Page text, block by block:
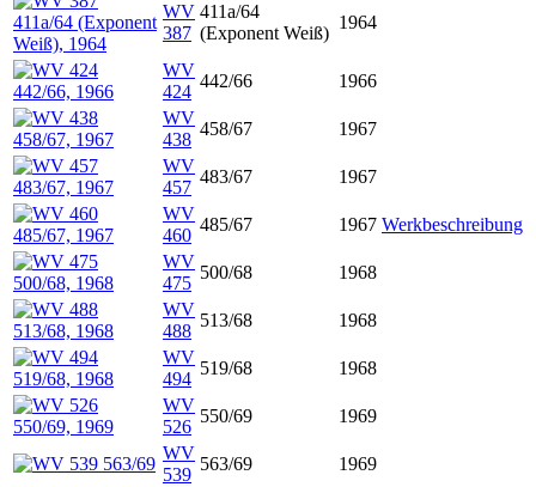
WV
387
411a/64
(Exponent Weiß)
1964
WV
424
442/66
1966
WV
438
458/67
1967
WV
457
483/67
1967
WV
460
485/67 1967 Werkbeschreibung
WV
475
500/68
1968
WV
488
513/68
1968
WV
494
519/68
1968
WV
526
550/69
1969
WV
539
563/69 1969